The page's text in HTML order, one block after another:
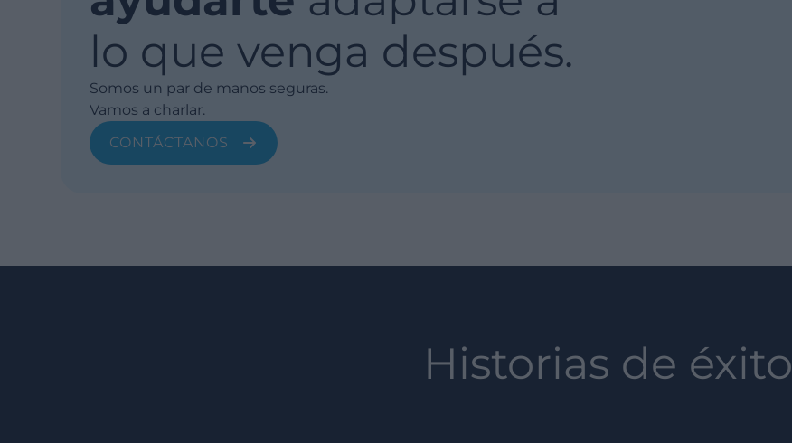
lo que venga después.
Somos un par de manos seguras.
Vamos a charlar.
CONTÁCTANOS
Historias de éxito